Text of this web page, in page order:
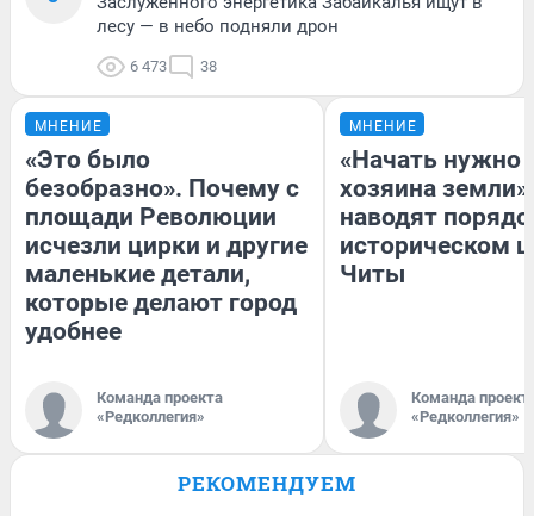
лесу — в небо подняли дрон
6 473 38
МНЕНИЕ
«Это было
безобразно». Почему с
площади Революции
исчезли цирки и другие
маленькие детали,
которые делают город
удобнее
Команда проекта
«Редколлегия»
МНЕНИЕ
«Начать нужно
хозяина
наводят
историческом
Читы
Команда
«Редколлегия»
РЕКОМЕНДУЕМ